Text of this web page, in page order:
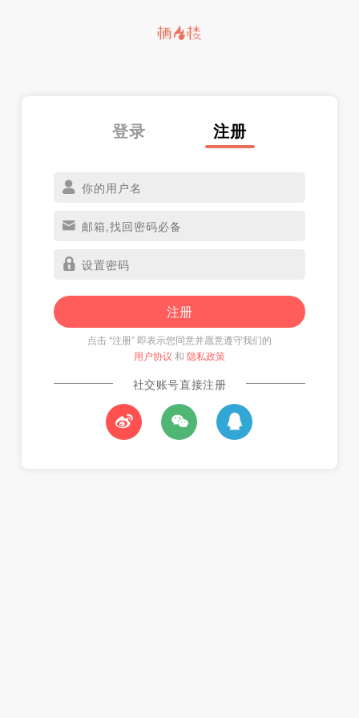
登录 注册
注册
点击 “注册” 即表示您同意并愿意遵守我们的
用户协议 和 隐私政策
社交账号直接注册